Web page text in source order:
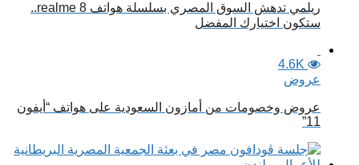
ريلمي تدهش السوق المصري بسلسلة هواتف realme 8..
ستكون اختيارك المفضل
4.6K
عروض
عروض وخصومات من أمازون السعودية على هواتف “أيفون
11”